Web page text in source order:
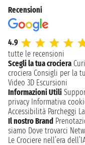
Recensioni
4.9
tutte le recensioni
Scegli la tua crociera
crociera Consigli per la
Video 3D Escursioni
Informazioni Utili
privacy Informativa
Accessibilità Parcheggi
Il nostro Brand
siamo Dove trovarci
Le Crociere nell’era